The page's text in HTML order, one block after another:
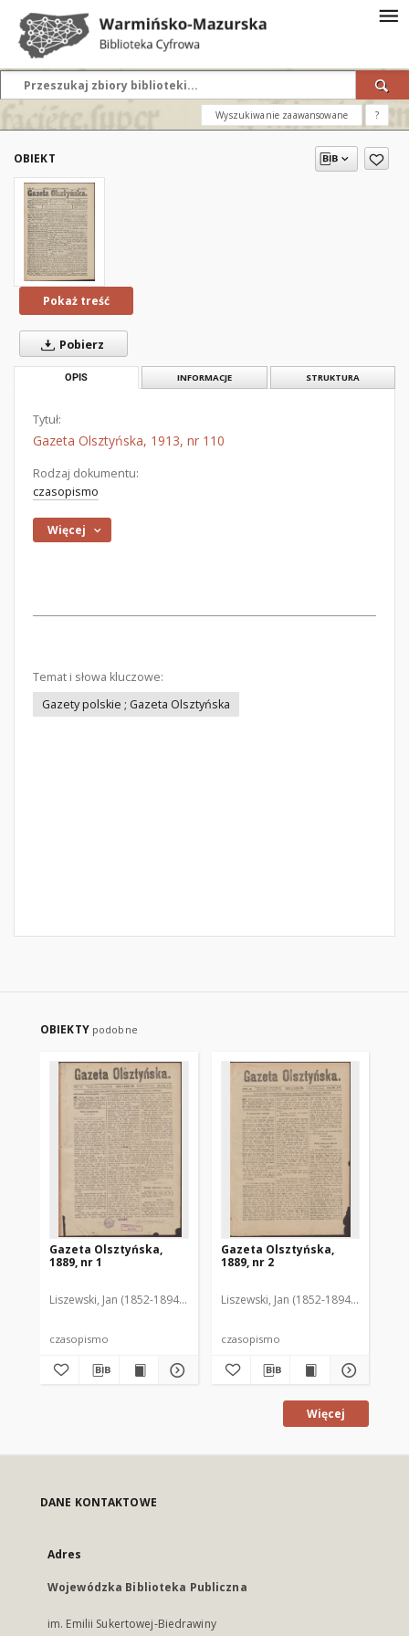
Wyszukiwanie zaawansowane ?
OBIEKT
Pokaż treść
Pobierz
OPIS INFORMACJE STRUKTURA
Tytuł:
Gazeta Olsztyńska, 1913, nr 110
Rodzaj dokumentu:
czasopismo
Więcej
Temat i słowa kluczowe:
Gazety polskie ; Gazeta Olsztyńska
OBIEKTY podobne
Gazeta Olsztyńska,
1889, nr 1
Liszewski, Jan (1852-1894). Red.
czasopismo
Gazeta Olsztyńska,
1889, nr 2
Liszewski, Jan (1852-1894). Red.
czasopismo
Więcej
DANE KONTAKTOWE
Adres
Wojewódzka Biblioteka Publiczna
im. Emilii Sukertowej-Biedrawiny